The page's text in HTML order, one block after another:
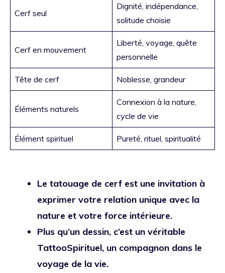
Cerf seul
Dignité, indépendance,
solitude choisie
Cerf en mouvement
Liberté, voyage, quête
personnelle
Tête de cerf Noblesse, grandeur
Éléments naturels
Connexion à la nature,
cycle de vie
Élément spirituel Pureté, rituel, spiritualité
Le tatouage de cerf est une invitation à
exprimer votre relation unique avec la
nature et votre force intérieure.
Plus qu’un dessin, c’est un véritable
TattooSpirituel, un compagnon dans le
voyage de la vie.